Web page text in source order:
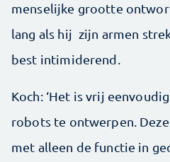
menselijke grootte
lang als hij zijn armen
best intimiderend.
Koch: ‘Het is vrij
robots te ontwerpen.
met alleen de functie in